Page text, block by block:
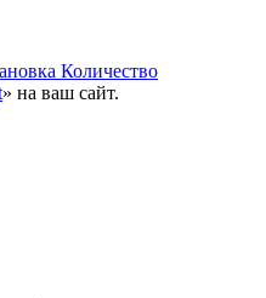
Количество
» на ваш сайт.